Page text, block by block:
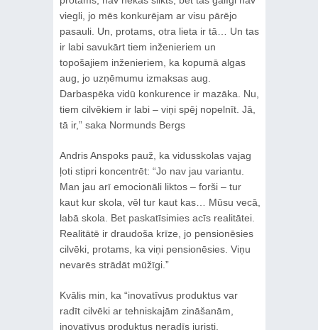
viegli, jo mēs konkurējam ar visu pārējo
pasauli. Un, protams, otra lieta ir tā… Un tas
ir labi savukārt tiem inženieriem un
topošajiem inženieriem, ka kopumā algas
aug, jo uzņēmumu izmaksas aug.
Darbaspēka vidū konkurence ir mazāka. Nu,
tiem cilvēkiem ir labi – viņi spēj nopelnīt. Jā,
tā ir,” saka Normunds Bergs
Andris Anspoks pauž, ka vidusskolas vajag
ļoti stipri koncentrēt: “Jo nav jau variantu.
Man jau arī emocionāli liktos – forši – tur
kaut kur skola, vēl tur kaut kas… Mūsu vecā,
labā skola. Bet paskatīsimies acīs realitātei.
Realitātē ir draudoša krīze, jo pensionēsies
cilvēki, protams, ka viņi pensionēsies. Viņu
nevarēs strādāt mūžīgi.”
Kvālis min, ka “inovatīvus produktus var
radīt cilvēki ar tehniskajām zināšanām,
inovatīvus produktus neradīs juristi,